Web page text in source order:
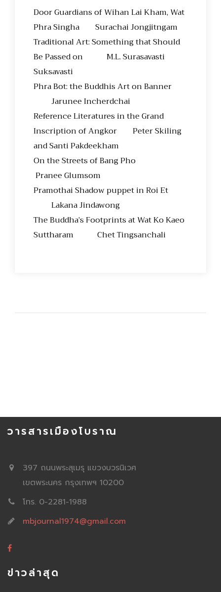
Door Guardians of Wihan Lai Kham, Wat
Phra Singha Surachai Jongjitngam
Traditional Art: Something that Should
Be Passed on M.L. Surasavasti
Suksavasti
Phra Bot: the Buddhis Art on Banner
Jarunee Incherdchai
Reference Literatures in the Grand
Inscription of Angkor Peter Skiling
and Santi Pakdeekham
On the Streets of Bang Pho
Pranee Glumsom
Pramothai Shadow puppet in Roi Et
Lakana Jindawong
The Buddha’s Footprints at Wat Ko Kaeo
Suttharam Chet Tingsanchali
วารสารเมืองโบราณ
397 ถนนพระสุเมรุ แขวงบวรนิเวศ
เขตพระนคร กรุงเทพฯ 10200
โทร. 0-2281-1988
mbjournal1974@gmail.com
ข่าวล่าสุด